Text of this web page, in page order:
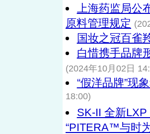
上海药监局公
原料管理规定
国妆之冠百雀
白惜携手品牌
(2024年10月02日
“假洋品牌”现
18:00)
SK-II 全新
“PITERA™与时